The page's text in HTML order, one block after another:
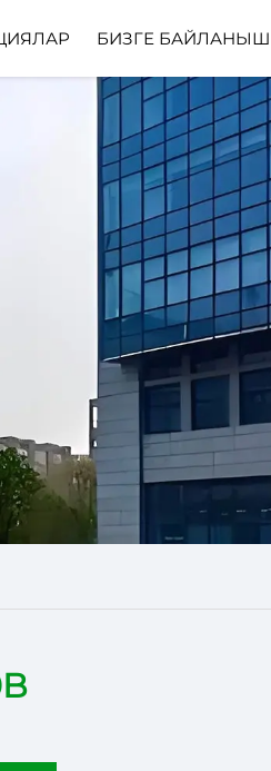
БИЗГЕ БАЙЛАНЫШ